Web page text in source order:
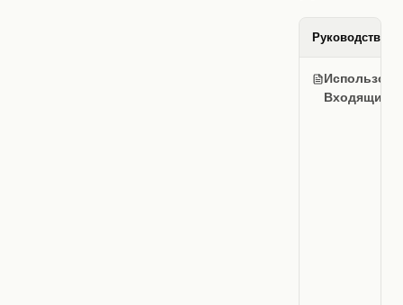
Руководство
Входящих